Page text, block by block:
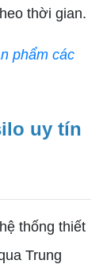
thời gian.
phẩm các
uy tín
thống thiết
Trung